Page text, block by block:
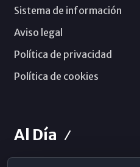
Sistema de información
Aviso legal
Política de privacidad
Política de cookies
Al Día